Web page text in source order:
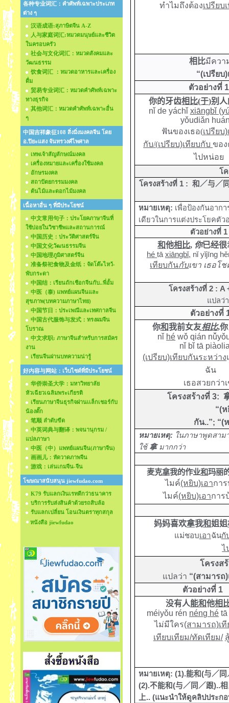
各种专业词汇：คำศัพท์เฉพาะประเภท
ต่าง ๆ
汉语成语:สุภาษิตจีน A-Z
人与家庭词汇:หมวดมนุษย์และชีวิต
ในครอบครัว
社会与文化词汇：หมวดสังคมและ
วัฒนธรรม
饮食词汇 ：หมวดอาหารและเครื่อง
ดื่ม
贸易专业词汇：หมวดคำศัพท์เฉพาะ
ทางธุรกิจ
其他词汇：หมวดคำศัพท์เฉพาะอื่น
ๆ
中国吉祥象征108 สิ่งมิ่งมงคลจีน โดย
อ.ปิยะแสง จันทรวงศ์ไพศาล
เทพเจ้าสัญลักษณ์มงคล
เครื่องหมายและเครื่องใช้มงคล
อักษรมงคล
สถาปัตยกรรมมงคล
ต้นไม้และดอกไม้มงคล
เนื้อหาอื่น ๆ ที่มีประโยชน์
中文常用句子：ประโยคภาษาจีนที่
ใช้บ่อยในวิชาชีพและสถานการณ์
中国历史：ประวัติศาสตร์จีน
中国文化วัฒนธรรมจีน
中国地理ภูมิศาสตร์จีน
准备祭祀食物及金纸：จัดโต๊ะไหว้-
พับกระดา
中国结：เรียนถักเชือกจีนกับ..พี่อั้ม
中医（泰) แพทย์แผนจีนและ
สุขภาพ(บทความภาษาไทย)
中国节日：ประเพณีและเทศกาลจีน
中国古代服饰与发式：ทรงผมจีน
โบราณ
中文求职: ภาษาจีนสำหรับการสมัคร
งาน
เรียนจีนผ่านบทความน่ารู้
好内容与网站：เว็บไซด์ที่มีประโยชน์
华侨崇圣大学：มหาวิทยาลัย
หัวเฉียวเฉลิมพระเกียรติ
เรียนภาษาจีนธุรกิจผ่านเเล็กเชอร์กับ
น้องตั๊ก
笔顺 ลำดับขีด
中英词典与翻译：พจนานุกรม /
แปลภาษา
中医（中）แพทย์แผนจีน(ภาษาจีน)
画画儿：หัดวาดภาพจีน
游戏：เล่นเกมจีน-จีน
โฆษณาสนับสนุน jiewfudao.com
K79 รับแลกเงินเรทดีกว่าธนาคาร
บริการรับส่งสินค้าด้วยรถสิบล้อ
รับแลกเปลี่ยน โอนเงินตราทุกสกุล
หนังสือ jiewfudao
ทำไมถึงต้องเปรียบ
相比มีควา
“(เปรียบ
ตัวอย่างที่ 1
你的牙齿相比(于)别
nǐ de yáchǐ xiāngbǐ
yǒudiǎn
ฟันของเธอ(เปรียบ
กับ/(เปรียบ)เทียบกับขอ
ไปหน่อย
โ
โครงสร้างที่ 1 : 和／与／
หมายเหตุ: เพื่อป้องกันอาก
เดียวในการแต่งประโยคตัว
ตัวอย่างที่ 1
和他相比, 你已经很
hé tāxiāngbǐ, nǐ yǐjīng
เทียบกันกับเขา เธอโ
โครงสร้างที่ 2 : A
แปลว่า
ตัวอย่างที่
你和我前女友相比,
nǐ hé wǒ qián
nǐ bǐ tā
(เปรียบ)เทียบกันระหว่าง
ฉัน
เธอสวยกว่า
โครงสร้างที่ 3:
“(ห
กัน..”; “(
หมายเหตุ: ในภาษาพูดสาม
ใช้拿 มากกว่า
麦克拿我的作业和玛丽
ไมค์(หยิบ)เอากา
ไมค์(หยิบ)เอาการ
妈妈喜欢拿我和姐姐
แม่ชอบเอาฉันกั
ไ
โครงส
แปลว่า “(สามารถ
ตัวอย่างที่ 1
没有人能和他相
méiyǒu rén néng hé
ไม่มีใคร(สามารถ)เ
เทียบเทียม/ทัดเทียม/
หมายเหตุ: (1).能和(与／同
(2).不能和(与／同／跟)..
上.. (แนะนำให้ดูคลิปประก